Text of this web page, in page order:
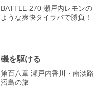
BATTLE-270 瀬戸内レモンの
ような爽快タイラバで勝負！
磯を駆ける
第百八章 瀬戸内香川・南淡路
沼島の旅